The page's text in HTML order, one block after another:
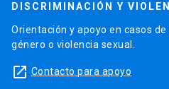
DISCRIMINACIÓN Y
Orientación y apoyo en casos
género o violencia sexual.
launch Contacto para apoyo